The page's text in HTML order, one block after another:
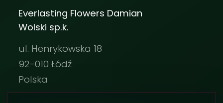
Everlasting Flowers Damian
Wolski sp.k.
ul. Henrykowska 18
92-010 Łódź
Polska